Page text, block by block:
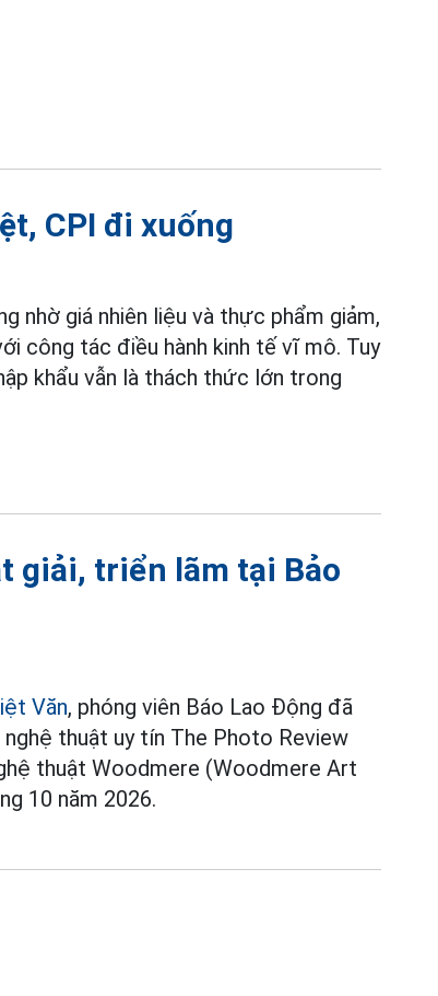
CPI đi xuống
nhờ giá nhiên liệu và thực phẩm giảm,
công tác điều hành kinh tế vĩ mô. Tuy
khẩu vẫn là thách thức lớn trong
giải, triển lãm tại Bảo
Văn, phóng viên Báo Lao Động đã
thuật uy tín The Photo Review
thuật Woodmere (Woodmere Art
10 năm 2026.